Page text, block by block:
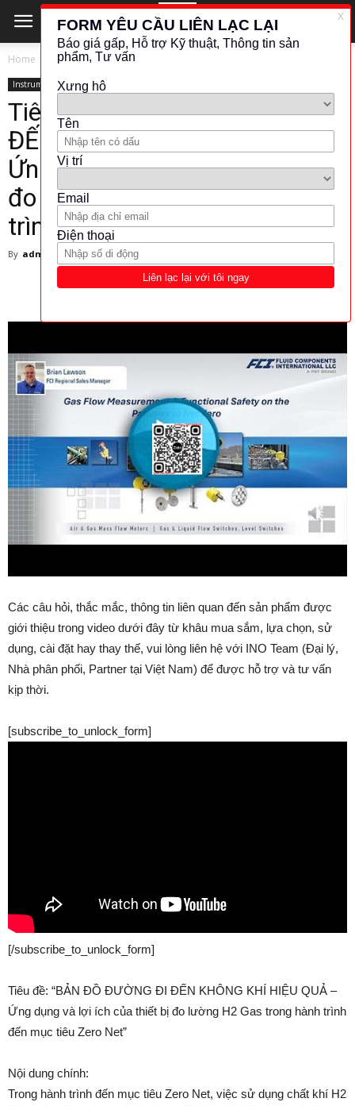
Home Instrument
Instrument
Tiêu đề: “BẢN ĐỒ ĐƯỜNG ĐI
ĐẾN KHÔNG KHÍ HIỆU QUẢ –
Ứng dụng và lợi ích của thiết bị
đo lường H2 Gas trong hành
trình đến mục tiêu Zero Net”
By admin 18 April 2025
Các câu hỏi, thắc mắc, thông tin liên quan đến sản phẩm được
giới thiệu trong video dưới đây từ khâu mua sắm, lựa chọn, sử
dụng, cài đặt hay thay thế, vui lòng liên hệ với INO Team (Đại lý,
Nhà phân phối, Partner tại Việt Nam) để được hỗ trợ và tư vấn
kịp thời.
[subscribe_to_unlock_form]
[/subscribe_to_unlock_form]
Tiêu đề: “BẢN ĐỒ ĐƯỜNG ĐI ĐẾN KHÔNG KHÍ HIỆU QUẢ –
Ứng dụng và lợi ích của thiết bị đo lường H2 Gas trong hành trình
đến mục tiêu Zero Net”
Nội dung chính:
Trong hành trình đến mục tiêu Zero Net, việc sử dụng chất khí H2